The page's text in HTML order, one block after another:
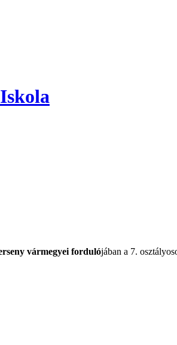
vármegyei fordulójában a 7.